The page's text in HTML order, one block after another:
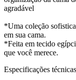
agradável
*Uma coleção
em sua cama.
*Feita em tecido
que você merece.
Especificações técnicas